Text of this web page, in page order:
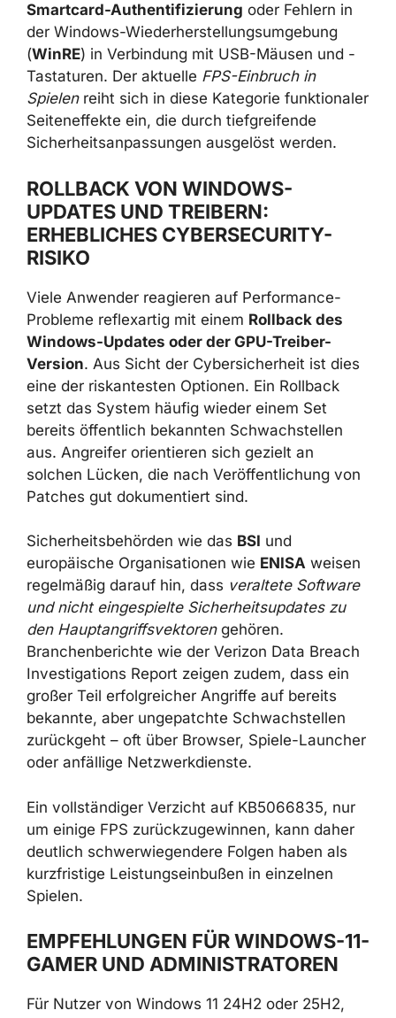
mehrfach zuunerwünschten
Nebenwirkungennach Sicherheitsupdates –
etwa zu Problemen bei der Nutzung von
localhostin Entwicklungsumgebungen,
Störungen bei Smartcard-Authentifizierung
oder Fehlern in der Windows-
Wiederherstellungsumgebung (WinRE) in
Der aktuelleFPS-Einbruch in Spielenreiht sich
in diese Kategorie funktionaler Seiteneffekte
ein, die durch tiefgreifende
Sicherheitsanpassungen ausgelöst werden.
ROLLBACK VON WINDOWS-
UPDATES UND TREIBERN:
ERHEBLICHES CYBERSECURITY-
RISIKO
Viele Anwender reagieren auf Performance-
Probleme reflexartig mit einemRollback des
Windows-Updates oder der GPU-Treiber-
Version . Aus Sicht der Cybersicherheit ist
dies eine der riskantesten Optionen. Ein
einem Set bereits öffentlich bekannten
Schwachstellen aus. Angreifer orientieren
sich gezielt an solchen Lücken, die nach
Veröffentlichung von Patches gut
dokumentiert sind.
Sicherheitsbehörden wie dasBSIund
europäische Organisationen wie ENISA
weisen regelmäßig darauf hin, dassveraltete
Software und nicht eingespielte
Sicherheitsupdates zu den
Branchenberichte wie der Verizon Data
Breach Investigations Report zeigen zudem,
dass ein großer Teil erfolgreicher Angriffe auf
bereits bekannte, aber ungepatchte
Schwachstellen zurückgeht – oft über
Netzwerkdienste.
um einige FPS zurückzugewinnen, kann daher